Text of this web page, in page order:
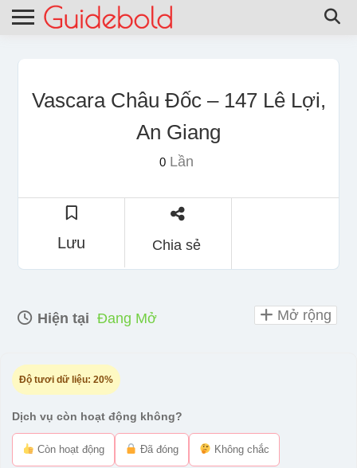
Vascara Châu Đốc – 147 Lê Lợi,
An Giang
0Lần
Lưu Chia sẻ
Hiện tại Đang Mở
Độ tươi dữ liệu: 20%
Dịch vụ còn hoạt động không?
Còn hoạt động Đã đóng Không chắc
Mở rộng